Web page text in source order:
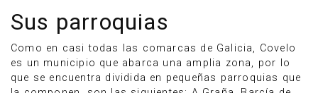
Sus parroquias
Como en casi todas las comarcas de Galicia, Covelo
es un municipio que abarca una amplia zona, por lo
que se encuentra dividida en pequeñas parroquias que